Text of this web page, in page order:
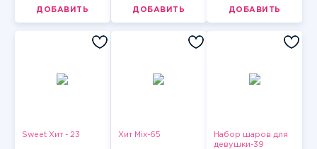
ДОБАВИТЬ ДОБАВИТЬ ДОБАВИТЬ
Sweet Хит - 23 Хит Mix-65
Набор шаров для
девушки-39